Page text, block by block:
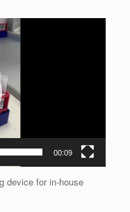
00:09
device for in-house